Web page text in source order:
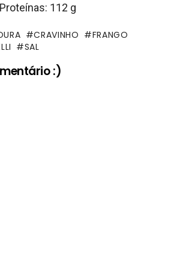
112 g
CRAVINHO
FRANGO
SAL
:)